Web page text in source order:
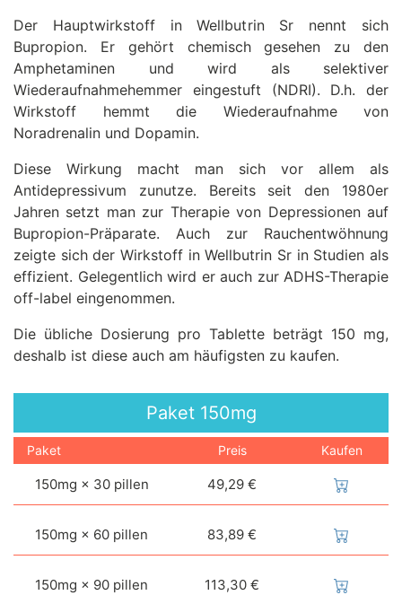
Der Hauptwirkstoff in Wellbutrin Sr nennt sich
Bupropion. Er gehört chemisch gesehen zu den
Amphetaminen und wird als selektiver
Wiederaufnahmehemmer eingestuft (NDRI). D.h. der
Wirkstoff hemmt die Wiederaufnahme von
Noradrenalin und Dopamin.
Diese Wirkung macht man sich vor allem als
Antidepressivum zunutze. Bereits seit den 1980er
Jahren setzt man zur Therapie von Depressionen auf
Bupropion-Präparate. Auch zur Rauchentwöhnung
zeigte sich der Wirkstoff in Wellbutrin Sr in Studien als
effizient. Gelegentlich wird er auch zur ADHS-Therapie
off-label eingenommen.
Die übliche Dosierung pro Tablette beträgt 150 mg,
deshalb ist diese auch am häufigsten zu kaufen.
Paket150mg
Paket Preis Kaufen
150mg × 30 pillen 49,29 €
150mg × 60 pillen 83,89 €
150mg × 90 pillen 113,30 €